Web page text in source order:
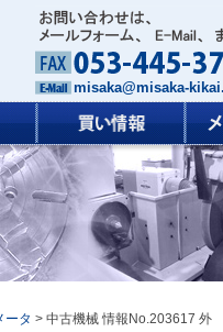
misaka@misaka-
ータ > 中古機械 情報No.203617 外